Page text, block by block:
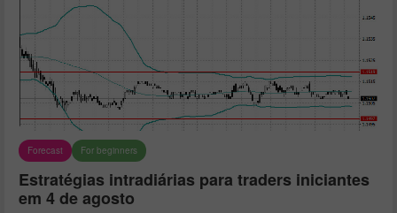
Forecast For beginners
Estratégias intradiárias para traders iniciantes
em 4 de agosto